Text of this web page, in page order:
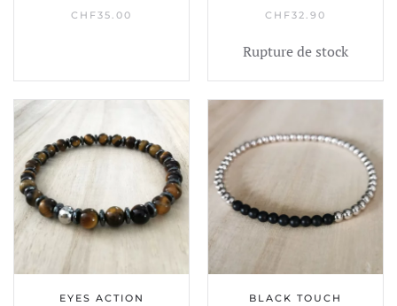
CHF35.00
CHF32.90
Rupture de stock
EYES ACTION
BLACK TOUCH